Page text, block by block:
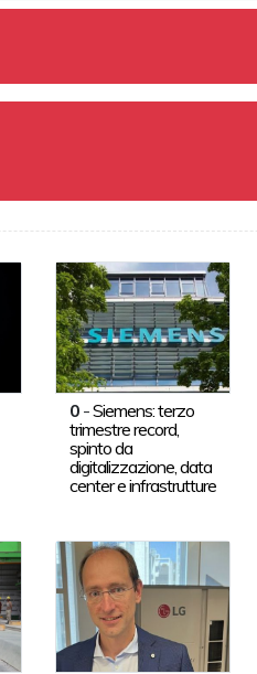
0-Siemens: terzo
trimestre record,
spinto da
digitalizzazione, data
center e infrastrutture